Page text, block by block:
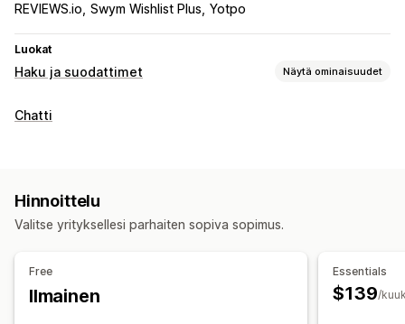
REVIEWS.io Swym Wishlist Plus Yotpo
Luokat
Haku ja suodattimet Näytä ominaisuudet
Hakuominaisuudet
Tuotesuositukset
Yksilöity haku Mukautettu järjestys Hakupalkki
Näkymän mukauttaminen
Chatti
Hinnoittelu
Valitse yrityksellesi parhaiten sopiva sopimus.
Free
Ilmainen
Essentials
$139/